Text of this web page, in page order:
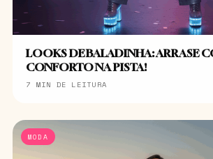
LOOKS DE BALADINHA: ARRASE
CONFORTO NA PISTA!
7 MIN DE LEITURA
MODA